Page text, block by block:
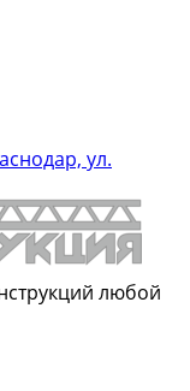
ул.
любой